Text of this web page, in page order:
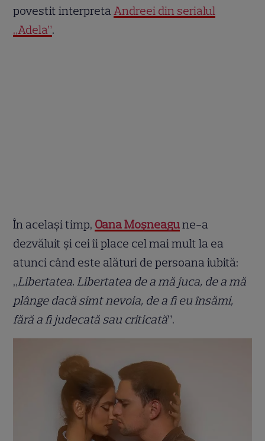
povestit interpretaAndreei din serialul
„Adela”.
În același timp, Oana Moșneagune-a
dezvăluit și cei îi place cel mai mult la ea
atunci când este alături de persoana iubită:
„Libertatea. Libertatea de a mă juca, de a mă
plânge dacă simt nevoia, de a fi eu însămi,
fără a fi judecată sau criticată”.